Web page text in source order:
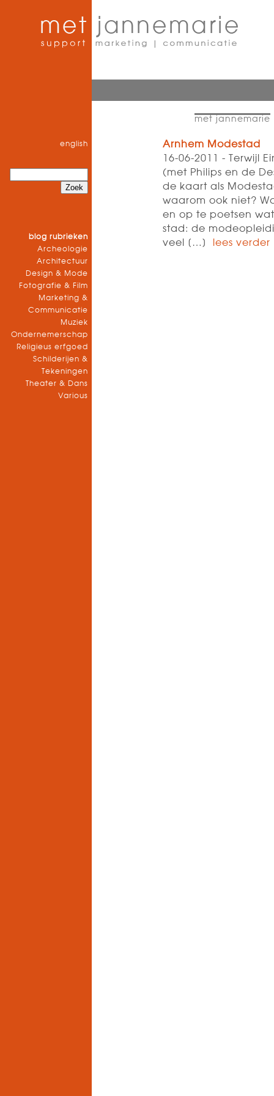
english
blog rubrieken
Archeologie
Architectuur
Design & Mode
Fotografie & Film
Marketing &
Communicatie
Muziek
Ondernemerschap
Religieus erfgoed
Schilderijen &
Tekeningen
Theater & Dans
Various
met jannemarie
Arnhem Modestad
16-06-2011 - Terwijl
(met Philips en de
de kaart als
waarom ook niet?
en op te poetsen
stad: de
veel […]
lees verder